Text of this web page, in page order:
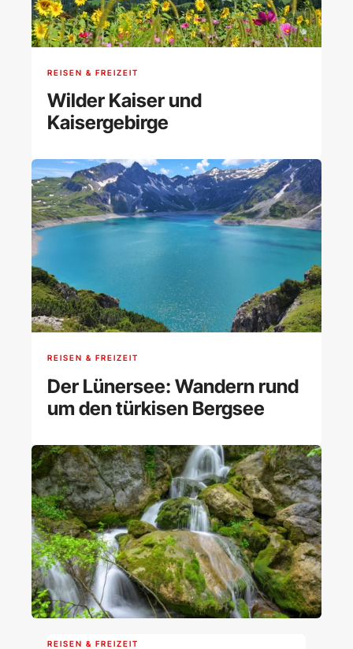
REISEN & FREIZEIT
Wilder Kaiser und
Kaisergebirge
REISEN & FREIZEIT
Der Lünersee: Wandern rund
um den türkisen Bergsee
REISEN & FREIZEIT